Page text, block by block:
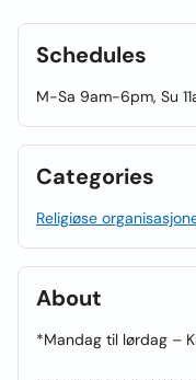
Schedules
M-Sa 9am-6pm, Su
Categories
Religiøse
About
*Mandag til lørdag –